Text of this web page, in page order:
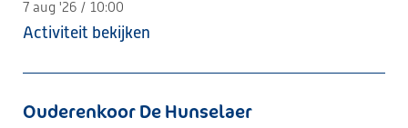
7 aug '26 / 10:00
Activiteit bekijken
Ouderenkoor De Hunselaer